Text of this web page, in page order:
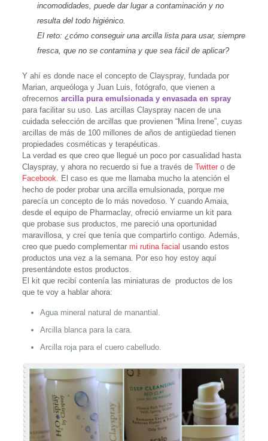
incomodidades, puede dar lugar a contaminación y no
resulta del todo higiénico.
El reto: ¿cómo conseguir una arcilla lista para usar, siempre
fresca, que no se contamina y que sea fácil de aplicar?
Y ahí es donde nace el concepto de Clayspray, fundada por
Marian, arqueóloga y Juan Luis, fotógrafo, que vienen a
ofrecernos arcilla pura emulsionada y envasada en spray
para facilitar su uso. Las arcillas Clayspray nacen de una
cuidada selección de arcillas que provienen “Mina Irene”, cuyas
arcillas de más de 100 millones de años de antigüedad tienen
propiedades cosméticas y terapéuticas.
La verdad es que creo que llegué un poco por casualidad hasta
Clayspray, y ahora no recuerdo si fue a través de Twittero de
Facebook . El caso es que me llamaba mucho la atención el
hecho de poder probar una arcilla emulsionada, porque me
parecía un concepto de lo más novedoso. Y cuando Amaia,
desde el equipo de Pharmaclay, ofreció enviarme un kit para
que probase sus productos, me pareció una oportunidad
maravillosa, y creí que tenía que compartirlo contigo. Además,
creo que puedo complementar mi rutina facial usando estos
productos una vez a la semana. Por eso hoy estoy aquí
presentándote estos productos.
El kit que recibí contenía las miniaturas de productos de los
que te voy a hablar ahora:
Agua mineral natural de manantial.
Arcilla blanca para la cara.
Arcilla roja para el cuero cabelludo.